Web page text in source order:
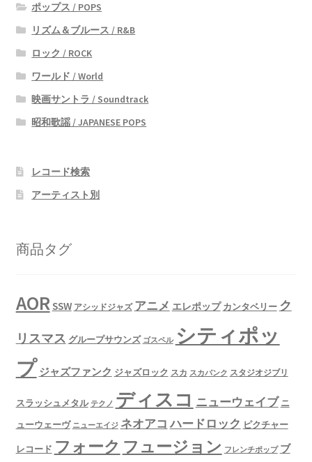
ポップス / POPS
リズム＆ブルース / R&B
ロック / ROCK
ワールド / World
映画サントラ / Soundtrack
昭和歌謡 / JAPANESE POPS
レコード検索
アーティスト別
商品タグ
AORSSW アシッドジャズ アニメ エレポップ カンタベリー ク
リスマス グループサウンズ ゴスペル シティポッ
プ ジャズファンク ジャズロック スカ スカパンク スタジオジブリ
スラッシュメタル テクノ ディスコ ニューウェイブ ニ
ューウェーヴ ニューエイジ ネオアコ ハードロック ピクチャー
レコード フォーク フュージョン フレンチポップ ブ